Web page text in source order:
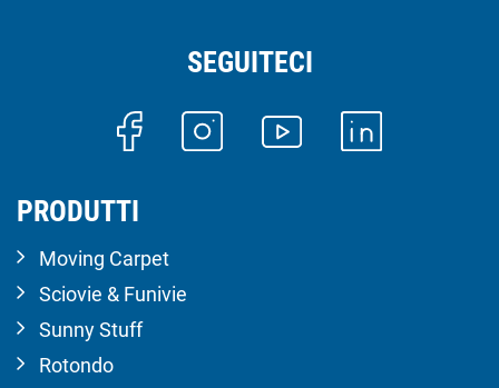
SEGUITECI
PRODUTTI
Moving Carpet
Sciovie & Funivie
Sunny Stuff
Rotondo